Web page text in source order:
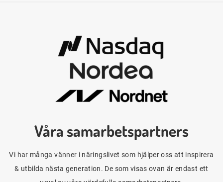
Våra samarbetspartners
Vi har många vänner i näringslivet som hjälper oss att inspirera
& utbilda nästa generation. De som visas ovan är endast ett